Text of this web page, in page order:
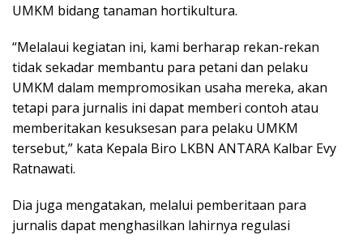
UMKM bidang tanaman hortikultura.
“Melalaui kegiatan ini, kami berharap rekan-rekan
tidak sekadar membantu para petani dan pelaku
UMKM dalam mempromosikan usaha mereka, akan
tetapi para jurnalis ini dapat memberi contoh atau
memberitakan kesuksesan para pelaku UMKM
tersebut,” kata Kepala Biro LKBN ANTARA Kalbar Evy
Ratnawati.
Dia juga mengatakan, melalui pemberitaan para
jurnalis dapat menghasilkan lahirnya regulasi